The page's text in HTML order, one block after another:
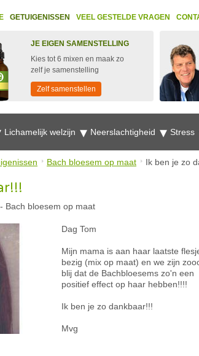
GETUIGENISSEN VEEL GESTELDE VRAGEN
JE EIGEN SAMENSTELLING
Kies tot 6 mixen en maak zo
zelf je samenstelling
Zelf samenstellen
Lichamelijk welzijn Neerslachtigheid Stress
Bach bloesem op maat Ik ben je zo
- Bach bloesem op maat
Dag Tom
Mijn mama is aan haar laatste
bezig (mix op maat) en we zijn
blij dat de Bachbloesems zo'n een
positief effect op haar hebben!!!!
Ik ben je zo dankbaar!!!
Mvg